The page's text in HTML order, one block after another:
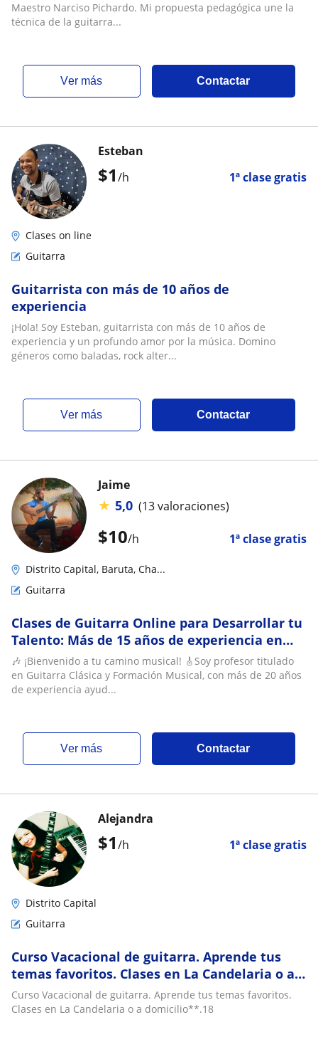
Maestro Narciso Pichardo. Mi propuesta pedagógica une la
técnica de la guitarra...
ver más Contactar
$1/h 1ª clase gratis
Esteban
Clases on line
Guitarra
Guitarrista con más de 10 años de
experiencia
¡Hola! Soy Esteban, guitarrista con más de 10 años de
experiencia y un profundo amor por la música. Domino
géneros como baladas, rock alter...
ver más Contactar
$10/h 1ª clase gratis
Jaime
★ 5,0 (13 valoraciones)
Distrito Capital, Baruta, Cha...
Guitarra
Clases de Guitarra Online para Desarrollar tu
Talento: Más de 15 años de experiencia en
Conservatorio de Música
🎶 ¡Bienvenido a tu camino musical! 🎸Soy profesor titulado
en Guitarra Clásica y Formación Musical, con más de 20 años
de experiencia ayud...
ver más Contactar
$1/h 1ª clase gratis
Alejandra
Distrito Capital
Guitarra
Curso Vacacional de guitarra. Aprende tus
temas favoritos. Clases en La Candelaria o a
domicilio
Curso Vacacional de guitarra. Aprende tus temas favoritos.
Clases en La Candelaria o a domicilio**.18